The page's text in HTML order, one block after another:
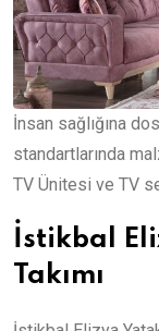
İnsan sağlığına
standartlarında
TV Ünitesi ve TV
İstikbal
Takımı